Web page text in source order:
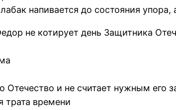
напивается до состояния упора,
не котирует день Защитника
Отечество и не считает нужным его
трата времени